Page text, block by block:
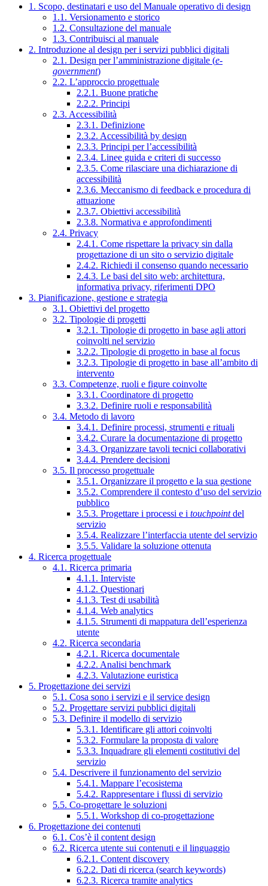
1. Scopo, destinatari e uso del Manuale operativo di design
1.1. Versionamento e storico
1.2. Consultazione del manuale
1.3. Contribuisci al manuale
2. Introduzione al design per i servizi pubblici digitali
2.1. Design per l’amministrazione digitale (e-
government)
2.2. L’approccio progettuale
2.2.1. Buone pratiche
2.2.2. Principi
2.3. Accessibilità
2.3.1. Definizione
2.3.2. Accessibilità by design
2.3.3. Principi per l’accessibilità
2.3.4. Linee guida e criteri di successo
2.3.5. Come rilasciare una dichiarazione di
accessibilità
2.3.6. Meccanismo di feedback e procedura di
attuazione
2.3.7. Obiettivi accessibilità
2.3.8. Normativa e approfondimenti
2.4. Privacy
2.4.1. Come rispettare la privacy sin dalla
progettazione di un sito o servizio digitale
2.4.2. Richiedi il consenso quando necessario
2.4.3. Le basi del sito web: architettura,
informativa privacy, riferimenti DPO
3. Pianificazione, gestione e strategia
3.1. Obiettivi del progetto
3.2. Tipologie di progetti
3.2.1. Tipologie di progetto in base agli attori
coinvolti nel servizio
3.2.2. Tipologie di progetto in base al focus
3.2.3. Tipologie di progetto in base all’ambito di
intervento
3.3. Competenze, ruoli e figure coinvolte
3.3.1. Coordinatore di progetto
3.3.2. Definire ruoli e responsabilità
3.4. Metodo di lavoro
3.4.1. Definire processi, strumenti e rituali
3.4.2. Curare la documentazione di progetto
3.4.3. Organizzare tavoli tecnici collaborativi
3.4.4. Prendere decisioni
3.5. Il processo progettuale
3.5.1. Organizzare il progetto e la sua gestione
3.5.2. Comprendere il contesto d’uso del servizio
pubblico
3.5.3. Progettare i processi e i touchpointdel
servizio
3.5.4. Realizzare l’interfaccia utente del servizio
3.5.5. Validare la soluzione ottenuta
4. Ricerca progettuale
4.1. Ricerca primaria
4.1.1. Interviste
4.1.2. Questionari
4.1.3. Test di usabilità
4.1.4. Web analytics
4.1.5. Strumenti di mappatura dell’esperienza
utente
4.2. Ricerca secondaria
4.2.1. Ricerca documentale
4.2.2. Analisi benchmark
4.2.3. Valutazione euristica
5. Progettazione dei servizi
5.1. Cosa sono i servizi e il service design
5.2. Progettare servizi pubblici digitali
5.3. Definire il modello di servizio
5.3.1. Identificare gli attori coinvolti
5.3.2. Formulare la proposta di valore
5.3.3. Inquadrare gli elementi costitutivi del
servizio
5.4. Descrivere il funzionamento del servizio
5.4.1. Mappare l’ecosistema
5.4.2. Rappresentare i flussi di servizio
5.5. Co-progettare le soluzioni
5.5.1. Workshop di co-progettazione
6. Progettazione dei contenuti
6.1. Cos’è il content design
6.2. Ricerca utente sui contenuti e il linguaggio
6.2.1. Content discovery
6.2.2. Dati di ricerca (search keywords)
6.2.3. Ricerca tramite analytics